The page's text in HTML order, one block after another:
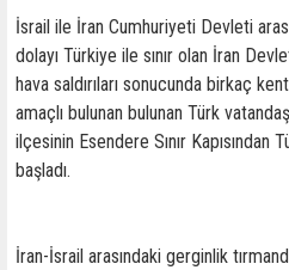
İsrail ile İran Cumhuriyeti Devleti
dolayı Türkiye ile sınır olan İran
hava saldırıları sonucunda birkaç
amaçlı bulunan bulunan Türk
ilçesinin Esendere Sınır Kapısından
başladı.
İran-İsrail arasındaki gerginlik